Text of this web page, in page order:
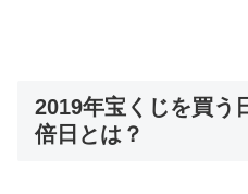
2019年宝くじを買う
倍日とは？